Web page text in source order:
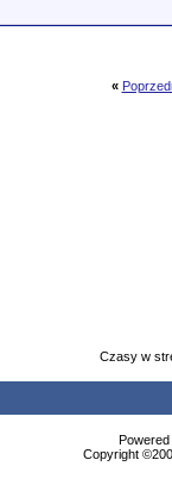
«
Czasy w
Copyright